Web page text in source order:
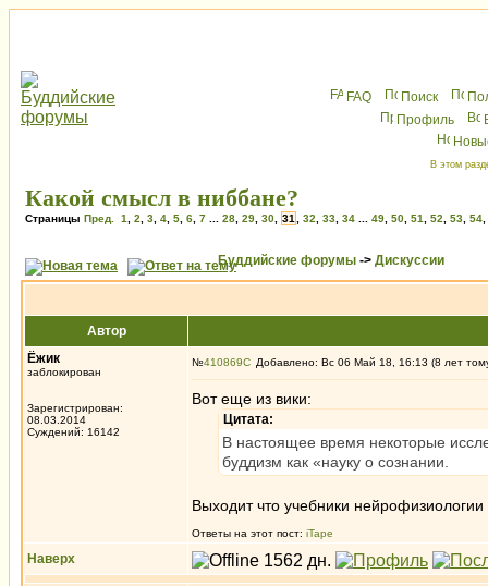
FAQ Поиск
Профиль
В этом
Какой смысл в ниббане?
Страницы Пред. 1 2 3 4 5 6 7 28 29 30 31 32 33 34 49 50 51 52 53 54
Буддийские форумы -> Дискуссии
Автор
Ёжик
заблокирован
Зарегистрирован:
08.03.2014
Суждений: 16142
№410869 Добавлено: Вс 06 Май 18, 16:13 (8 лет
Вот еще из вики:
Цитата:
В настоящее время некоторые
буддизм как «науку о сознании.
Выходит что учебники
Ответы на этот пост: iTape
Наверх